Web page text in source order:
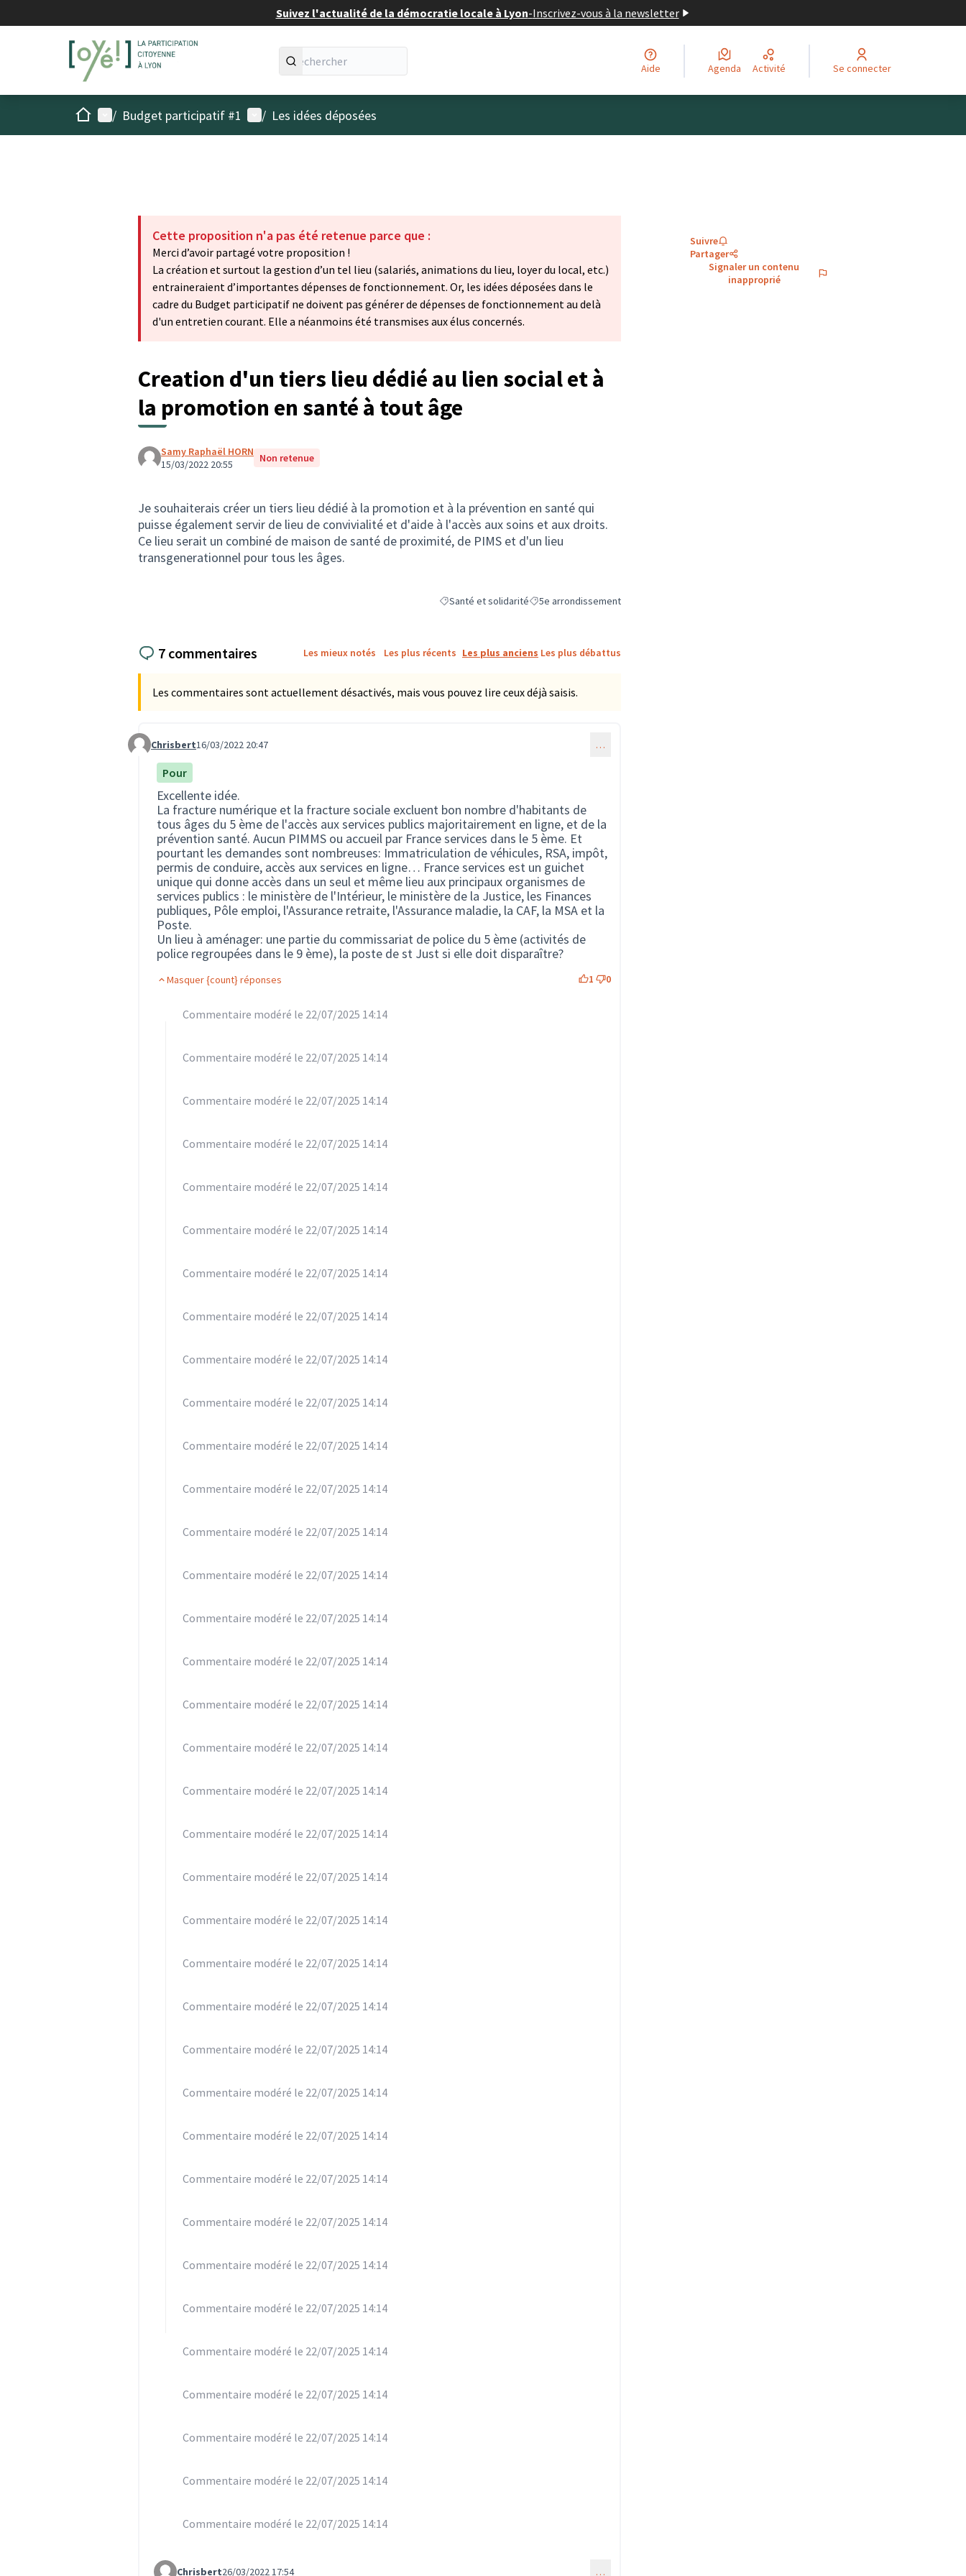
Suivez l'actualité de la démocratie locale à Lyon-Inscrivez-vous à la newsletter
Aide Agenda Activité Se connecter
AccueilMenu principal
/ Budget participatif #1 Menu utilisateur
/ Les idées déposées
Cette proposition n'a pas été retenue parce que :
Merci d’avoir partagé votre proposition !
La création et surtout la gestion d’un tel lieu (salariés, animations du lieu, loyer du local, etc.)
entraineraient d’importantes dépenses de fonctionnement. Or, les idées déposées dans le
cadre du Budget participatif ne doivent pas générer de dépenses de fonctionnement au delà
d'un entretien courant. Elle a néanmoins été transmises aux élus concernés.
Creation d'un tiers lieu dédié au lien social et à
la promotion en santé à tout âge
Samy Raphaël HORN
15/03/2022 20:55
Non retenue
Je souhaiterais créer un tiers lieu dédié à la promotion et à la prévention en santé qui
puisse également servir de lieu de convivialité et d'aide à l'accès aux soins et aux droits.
Ce lieu serait un combiné de maison de santé de proximité, de PIMS et d'un lieu
transgenerationnel pour tous les âges.
Filtrer les résultats de la catégorie : Santé et solidarité
Santé et solidaritéFiltrer les résultats pour la localisation : 5e arrondissement
5e arrondissement
Suivre
Partager
Signaler un contenu
inapproprié
7 commentaires Les mieux notés Les plus récents Les plus anciens Les plus débattus
Les commentaires sont actuellement désactivés, mais vous pouvez lire ceux déjà saisis.
Commentaire 29
Chrisbert16/03/2022 20:47 …
Pour
Excellente idée.
La fracture numérique et la fracture sociale excluent bon nombre d'habitants de
tous âges du 5 ème de l'accès aux services publics majoritairement en ligne, et de la
prévention santé. Aucun PIMMS ou accueil par France services dans le 5 ème. Et
pourtant les demandes sont nombreuses: Immatriculation de véhicules, RSA, impôt,
permis de conduire, accès aux services en ligne… France services est un guichet
unique qui donne accès dans un seul et même lieu aux principaux organismes de
services publics : le ministère de l'Intérieur, le ministère de la Justice, les Finances
publiques, Pôle emploi, l'Assurance retraite, l'Assurance maladie, la CAF, la MSA et la
Poste.
Un lieu à aménager: une partie du commissariat de police du 5 ème (activités de
police regroupées dans le 9 ème), la poste de st Just si elle doit disparaître?
Masquer {count} réponses 1 0
Commentaire modéré le 22/07/2025 14:14
Commentaire modéré le 22/07/2025 14:14
Commentaire modéré le 22/07/2025 14:14
Commentaire modéré le 22/07/2025 14:14
Commentaire modéré le 22/07/2025 14:14
Commentaire modéré le 22/07/2025 14:14
Commentaire modéré le 22/07/2025 14:14
Commentaire modéré le 22/07/2025 14:14
Commentaire modéré le 22/07/2025 14:14
Commentaire modéré le 22/07/2025 14:14
Commentaire modéré le 22/07/2025 14:14
Commentaire modéré le 22/07/2025 14:14
Commentaire modéré le 22/07/2025 14:14
Commentaire modéré le 22/07/2025 14:14
Commentaire modéré le 22/07/2025 14:14
Commentaire modéré le 22/07/2025 14:14
Commentaire modéré le 22/07/2025 14:14
Commentaire modéré le 22/07/2025 14:14
Commentaire modéré le 22/07/2025 14:14
Commentaire modéré le 22/07/2025 14:14
Commentaire modéré le 22/07/2025 14:14
Commentaire modéré le 22/07/2025 14:14
Commentaire modéré le 22/07/2025 14:14
Commentaire modéré le 22/07/2025 14:14
Commentaire modéré le 22/07/2025 14:14
Commentaire modéré le 22/07/2025 14:14
Commentaire modéré le 22/07/2025 14:14
Commentaire modéré le 22/07/2025 14:14
Commentaire modéré le 22/07/2025 14:14
Commentaire modéré le 22/07/2025 14:14
Commentaire modéré le 22/07/2025 14:14
Commentaire modéré le 22/07/2025 14:14
Commentaire modéré le 22/07/2025 14:14
Commentaire modéré le 22/07/2025 14:14
Commentaire modéré le 22/07/2025 14:14
Commentaire modéré le 22/07/2025 14:14
Chrisbert26/03/2022 17:54 …